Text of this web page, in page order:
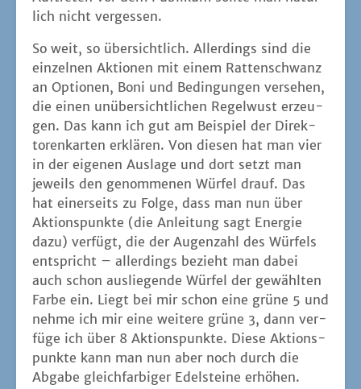
lich nicht vergessen.
So weit, so über­sicht­lich. Aller­dings sind die
ein­zel­nen Aktio­nen mit einem Rat­ten­schwanz
an Optio­nen, Boni und Bedin­gun­gen ver­se­hen,
die einen unüber­sicht­li­chen Regel­wust erzeu­
gen. Das kann ich gut am Bei­spiel der Direk­
to­ren­kar­ten erklä­ren. Von die­sen hat man vier
in der eige­nen Aus­la­ge und dort setzt man
jeweils den genom­me­nen Wür­fel drauf. Das
hat einer­seits zu Fol­ge, dass man nun über
Akti­ons­punk­te (die Anlei­tung sagt Ener­gie
dazu) ver­fügt, die der Augen­zahl des Wür­fels
ent­spricht – aller­dings bezieht man dabei
auch schon aus­lie­gen­de Wür­fel der gewähl­ten
Far­be ein. Liegt bei mir schon eine grü­ne 5 und
neh­me ich mir eine wei­te­re grü­ne 3, dann ver­
fü­ge ich über 8 Akti­ons­punk­te. Die­se Akti­ons­
punk­te kann man nun aber noch durch die
Abga­be gleich­far­bi­ger Edel­stei­ne erhö­hen.